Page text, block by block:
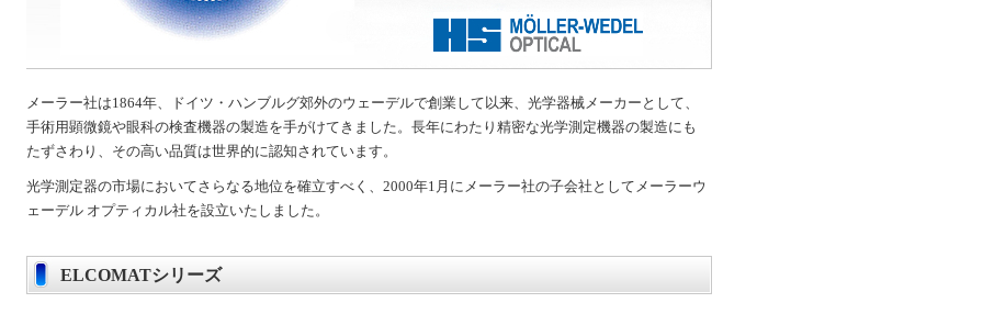
メーラー社は1864年、ドイツ・ハンブルグ郊外のウェーデルで創業して以来、光学器械メーカーとして、
手術用顕微鏡や眼科の検査機器の製造を手がけてきました。長年にわたり精密な光学測定機器の製造にも
たずさわり、その高い品質は世界的に認知されています。
光学測定器の市場においてさらなる地位を確立すべく、2000年1月にメーラー社の子会社としてメーラーウ
ェーデル オプティカル社を設立いたしました。
ELCOMATシリーズ